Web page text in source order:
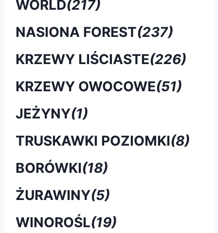
WORLD(217)
NASIONA FOREST(237)
KRZEWY LIŚCIASTE(226)
KRZEWY OWOCOWE(51)
JEŻYNY(1)
TRUSKAWKI POZIOMKI(8)
BORÓWKI(18)
ŻURAWINY(5)
WINOROŚL(19)